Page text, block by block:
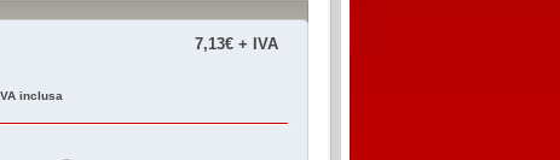
7,13€ + IVA
inclusa